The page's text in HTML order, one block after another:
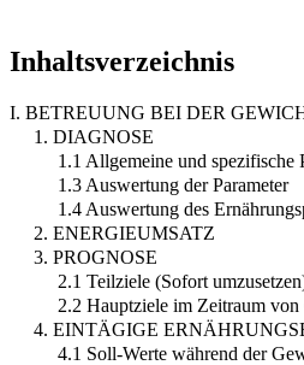
Inhaltsverzeichnis
I. BETREUUNG BEI DER
1. DIAGNOSE
1.1 Allgemeine und spezifische
1.3 Auswertung der Parameter
1.4 Auswertung des
2. ENERGIEUMSATZ
3. PROGNOSE
2.1 Teilziele (Sofort
2.2 Hauptziele im Zeitraum von
4. EINTÄGIGE
4.1 Soll-Werte während der